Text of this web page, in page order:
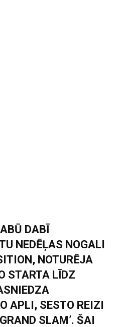
DABĪ
NEDĒĻAS NOGALI
NOTURĒJA
STARTA LĪDZ
APLI, SESTO REIZI
SLAM’. ŠAI